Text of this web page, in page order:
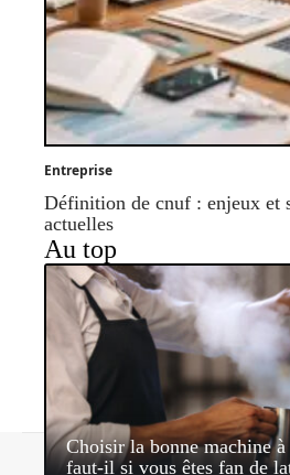
Entreprise
Définition de cnuf : enjeux et
actuelles
Au top
Choisir la bonne machine
faut-il si vous êtes fan de
Contact Mentions